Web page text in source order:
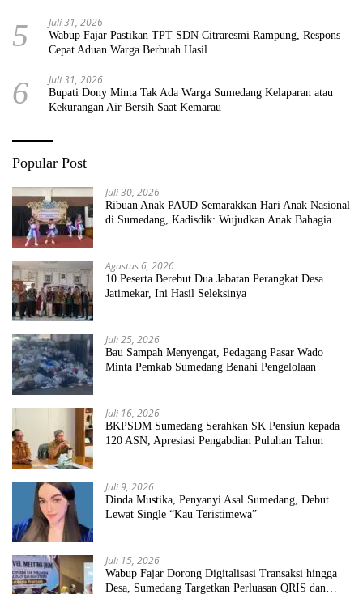
5 Juli 31, 2026
Wabup Fajar Pastikan TPT SDN Citraresmi Rampung, Respons
Cepat Aduan Warga Berbuah Hasil
6 Juli 31, 2026
Bupati Dony Minta Tak Ada Warga Sumedang Kelaparan atau
Kekurangan Air Bersih Saat Kemarau
Popular Post
Juli 30, 2026
Ribuan Anak PAUD Semarakkan Hari Anak Nasional
di Sumedang, Kadisdik: Wujudkan Anak Bahagia dan
Agustus 6, 2026
10 Peserta Berebut Dua Jabatan Perangkat Desa
Jatimekar, Ini Hasil Seleksinya
Juli 25, 2026
Bau Sampah Menyengat, Pedagang Pasar Wado
Minta Pemkab Sumedang Benahi Pengelolaan
Juli 16, 2026
BKPSDM Sumedang Serahkan SK Pensiun kepada
120 ASN, Apresiasi Pengabdian Puluhan Tahun
Juli 9, 2026
Dinda Mustika, Penyanyi Asal Sumedang, Debut
Lewat Single “Kau Teristimewa”
Juli 15, 2026
Wabup Fajar Dorong Digitalisasi Transaksi hingga
Desa, Sumedang Targetkan Perluasan QRIS dan